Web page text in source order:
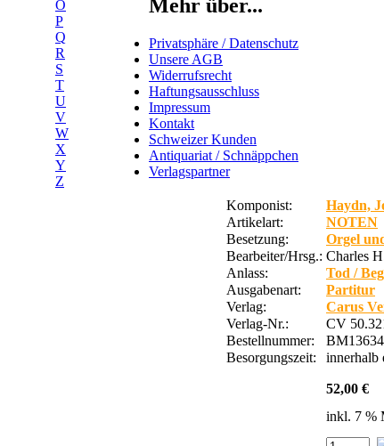
O
P
Q
R
S
T
U
V
W
X
Y
Z
Mehr über...
Privatsphäre / Datenschutz
Unsere AGB
Widerrufsrecht
Haftungsausschluss
Impressum
Kontakt
Schweizer Kunden
Antiquariat / Schnäppchen
Verlagspartner
Komponist:
Haydn,
Artikelart:
NOTEN
Besetzung:
Orgel
Bearbeiter/Hrsg.: Charles
Anlass:
Tod /
Ausgabenart:
Partitur
Verlag:
Carus
Verlag-Nr.:
CV
Bestellnummer:
Besorgungszeit:
innerhalb
52,00 €
inkl. 7 %